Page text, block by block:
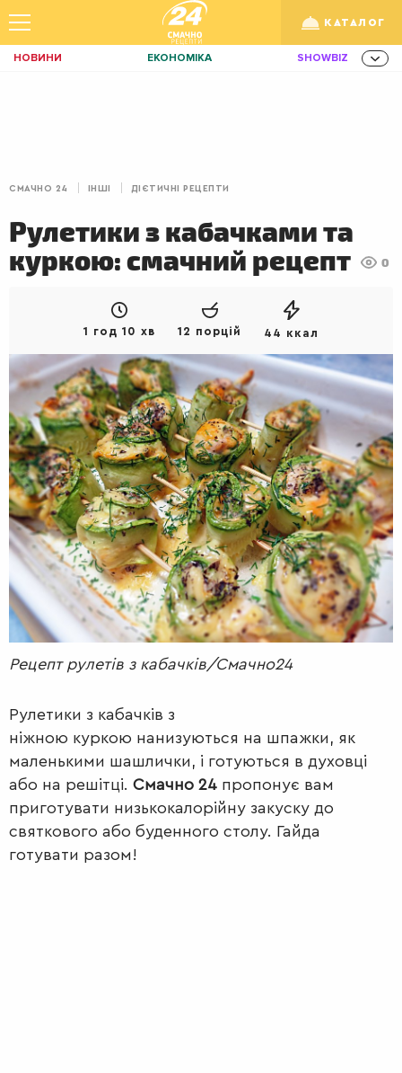
КАТАЛОГ
НОВИНИ ЕКОНОМІКА SHOWBIZ
ІННОВАЦІЇ MEN НЕРУХОМІСТЬ
ЗБІРНА АКТИВ КОРИСНО
ІНВЕСТИЦІЇ
AUTO
СІМ'Я LIKAR НОВИНИ ЗДОРОВ'Я
РАДІО КРАСА КІНО
LIFESTYLE FASHION ТРАДИЦІЇ
PETS
СМАЧНО 24 ІНШІ ДІЄТИЧНІ РЕЦЕПТИ
Рулетики з кабачками та
куркою: смачний рецепт
0
1 год 10 хв 12 порцій 44 ккал
Рецепт рулетів з кабачків/Смачно24
Рулетики з кабачків з
ніжною куркою нанизуються на шпажки, як
маленькими шашлички, і готуються в духовці
або на решітці. Смачно 24 пропонує вам
приготувати низькокалорійну закуску до
святкового або буденного столу. Гайда
готувати разом!